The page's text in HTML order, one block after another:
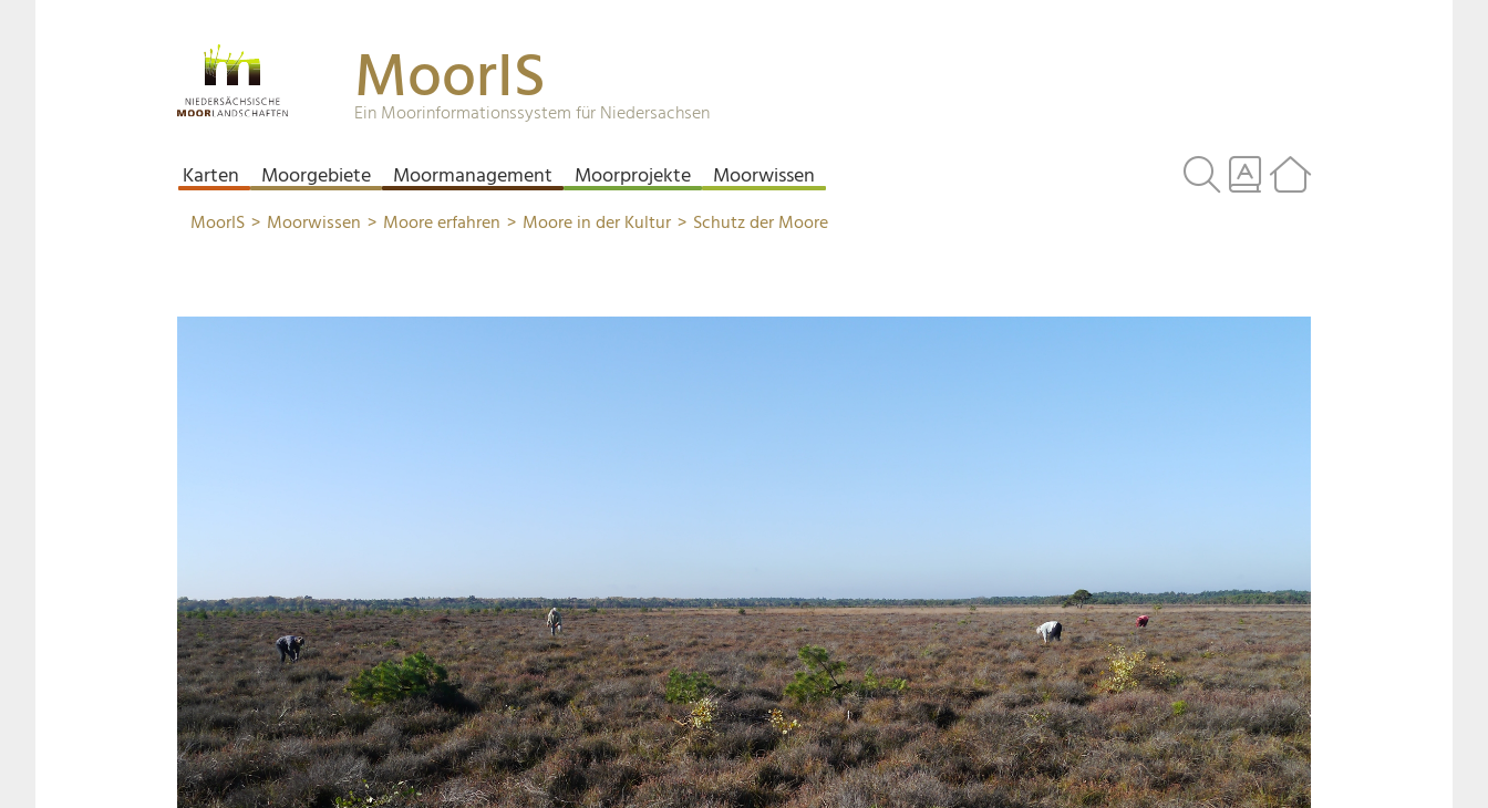
MoorIS
Ein Moorinformationssystem für Niedersachsen
Karten Moorgebiete Moormanagement Moorprojekte Moorwissen
MoorIS Moorwissen Moore erfahren Moore in der Kultur Schutz der Moore